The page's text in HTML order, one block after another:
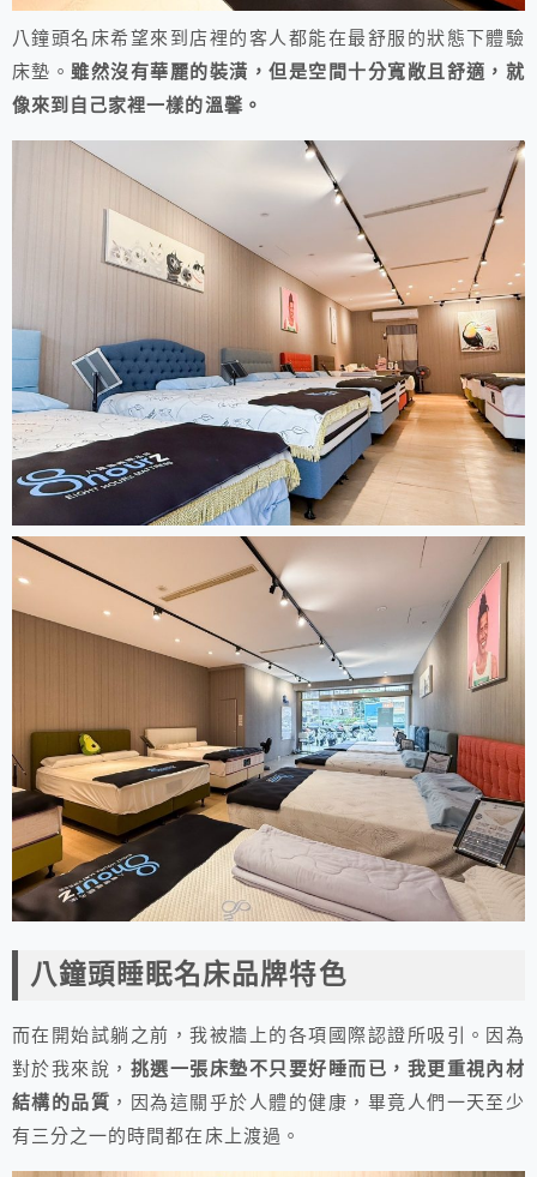
八鐘頭名床希望來到店裡的客人都能在最舒服的狀態下體驗
床墊。 雖然沒有華麗的裝潢，但是空間十分寬敞且舒適，就
像來到自己家裡一樣的溫馨。
八鐘頭睡眠名床品牌特色
而在開始試躺之前，我被牆上的各項國際認證所吸引。因為
對於我來說， 挑選一張床墊不只要好睡而已，我更重視內材
結構的品質 ，因為這關乎於人體的健康，畢竟人們一天至少
有三分之一的時間都在床上渡過。